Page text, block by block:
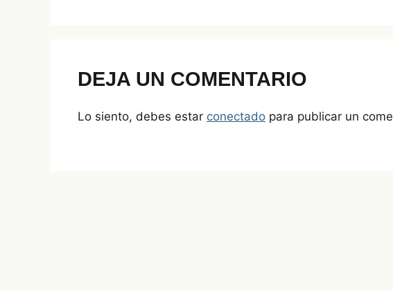
k
DEJA UN COMENTARIO
Lo siento, debes estar conectado para publicar un